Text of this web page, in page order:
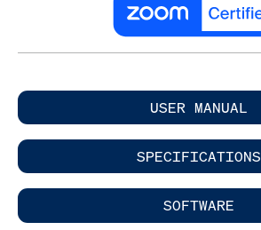
USER MANUAL
SPECIFICATIONS
SOFTWARE